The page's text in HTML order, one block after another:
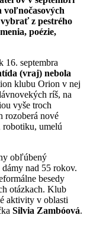
voľnočasových
z pestrého
poézie,
16. septembra
(vraj) nebola
klubu Orion v nej
ríš, na
vyše troch
rozoberá nové
umelú
obľúbený
nad 55 rokov.
besedy
otázkach. Klub
aktivity v oblasti
Silvia Zambóová.